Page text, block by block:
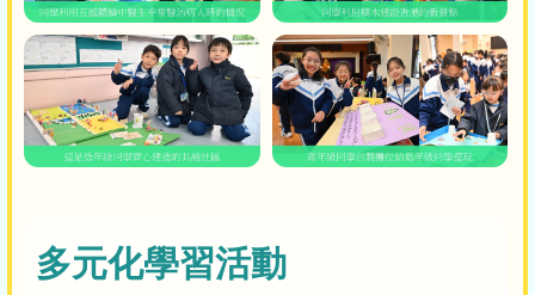
多元化學習活動